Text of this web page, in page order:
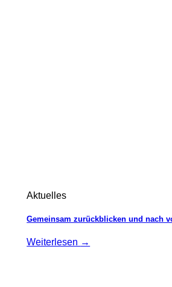
Aktuelles
Gemeinsam zurückblicken und nach
Weiterlesen →